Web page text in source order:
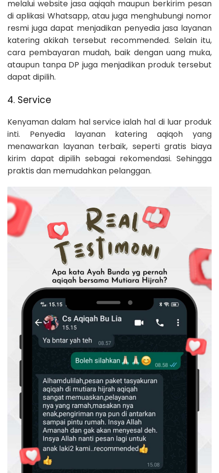
melalui website jasa aqiqah maupun berkirim pesan
di aplikasi Whatsapp, atau juga menghubungi nomor
resmi juga dapat menjadikan penyedia jasa layanan
katering akikah tersebut recommended. Selain itu,
cara pembayaran mudah, baik dengan uang muka,
ataupun tanpa DP juga menjadikan produk tersebut
dapat dipilih.
4. Service
Kenyaman dalam hal service ialah hal di luar produk
inti. Penyedia layanan katering aqiqoh yang
menawarkan layanan terbaik, seperti gratis biaya
kirim dapat dipilih sebagai rekomendasi. Sehingga
praktis dan memudahkan pelanggan.